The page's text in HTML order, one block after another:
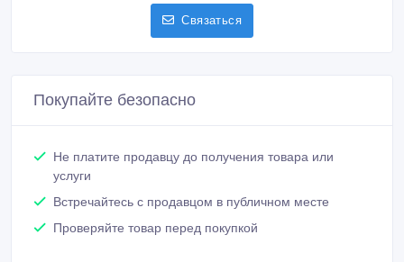
Связаться
Покупайте безопасно
Не платите продавцу до получения товара или
услуги
Встречайтесь с продавцом в публичном месте
Проверяйте товар перед покупкой